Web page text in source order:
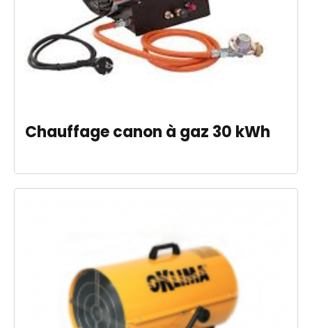
Chauffage canon à gaz 30 kWh